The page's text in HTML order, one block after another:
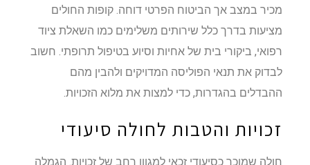
מכיר במצב אך הביטוח הפרטי דוחה. קופות החולים
מציעות בדרך כלל שירותים משלימים כמו השאלת ציוד
רפואי, ביקורי בית של אחיות וסיוע בטיפול תרופתי. חשוב
לבדוק את תנאי הפוליסה המדויקים ולהבין מהם
ההבדלים בהגדרות, כדי למצות את מלוא הזכויות.
זכויות והטבות לחולה סיעודי
חולה שמוכר כסיעודי זכאי למגוון רחב של זכויות. הגמלה